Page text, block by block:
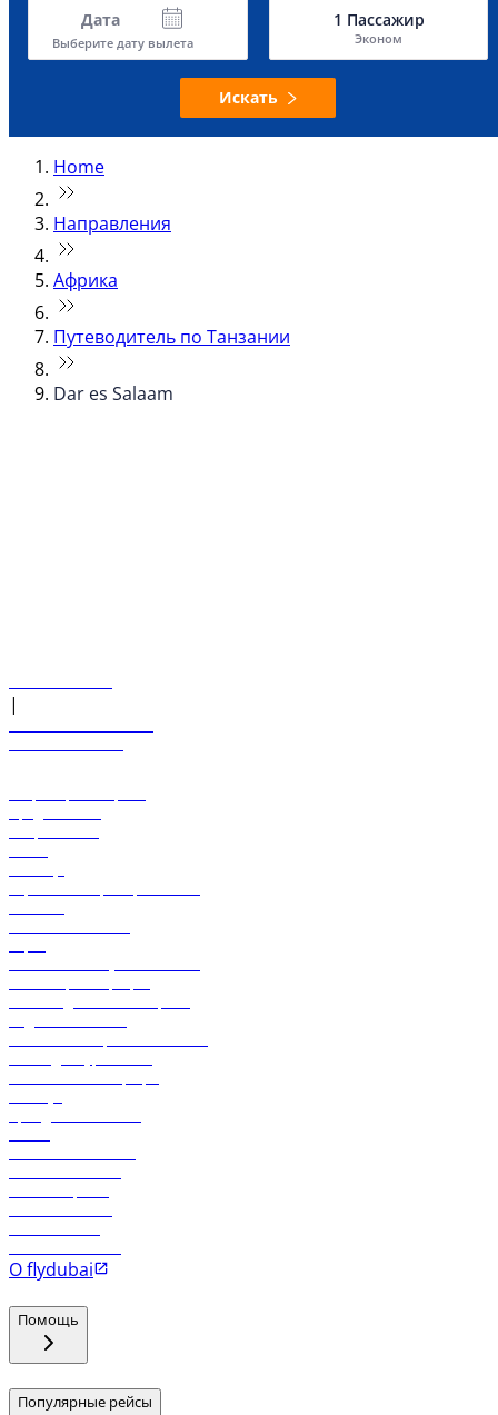
Дата
Выберите дату вылета
1 Пассажир
Эконом
Искать
Home
Направления
Африка
Путеводитель по Танзании
Dar es Salaam
|
О flydubai
Помощь
Популярные рейсы